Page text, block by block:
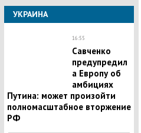
УКРАИНА
16:55
Савченко
предупредил
а Европу об
амбициях
Путина: может произойти
полномасштабное вторжение
РФ